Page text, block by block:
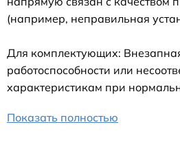
(например, неправильная
Для комплектующих:
работоспособности или
характеристикам при
Показать полностью